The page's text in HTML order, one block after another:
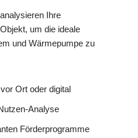
Ihre
um die ideale
und Wärmepumpe zu
Ort oder digital
Analyse
Förderprogramme